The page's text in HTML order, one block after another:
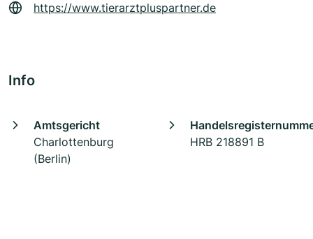
https://www.tierarztpluspartner.de
Info
Amtsgericht
Charlottenburg
(Berlin)
HRB 218891 B